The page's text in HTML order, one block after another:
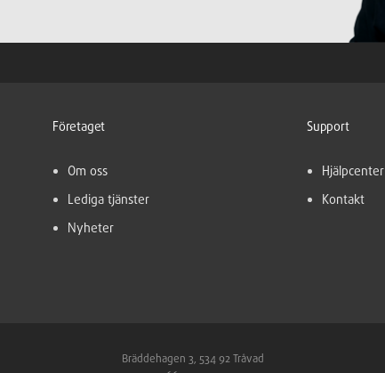
Företaget
Om oss
Lediga tjänster
Nyheter
Support
Hjälpcenter
Kontakt
Bräddehagen 3, 534 92 Tråvad